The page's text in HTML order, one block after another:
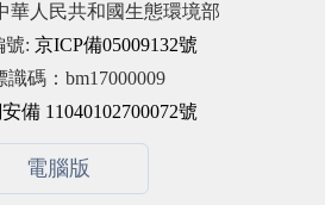
華人民共和國生態環境部
號: 京ICP備05009132號
識碼：bm17000009
備 11040102700072號
電腦版